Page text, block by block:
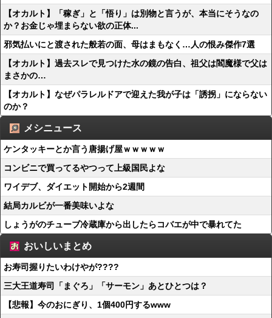
【オカルト】「稼ぎ」と「悟り」は別物と言うが、本当にそうなの
か？お金じゃ埋まらない欲の正体...
邪気払いにと渡された般若の面、母はまもなく…人の恨み傑作7選
【オカルト】過去スレで見つけた水の鏡の告白、祖父は閻魔様で父は
まさかの…
【オカルト】なぜパラレルドアで迎えた我が子は「誘拐」にならない
のか？
メシニュース
ケンタッキーとか言う唐揚げ屋ｗｗｗｗｗ
コンビニで買ってるやつって上級国民よな
ワイデブ、ダイエット開始から2週間
結局カルビが一番美味いよな
しょうがのチューブ冷蔵庫から出したらコバエが中で暴れてた
おいしいまとめ
お寿司握りたいわけやが????
三大王道寿司「まぐろ」「サーモン」あとひとつは？
【悲報】今のおにぎり、1個400円するwww